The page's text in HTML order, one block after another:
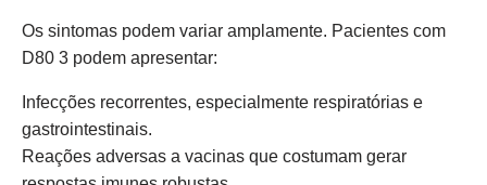
Os sintomas podem variar amplamente. Pacientes com
D80 3 podem apresentar:
Infecções recorrentes, especialmente respiratórias e
gastrointestinais.
Reações adversas a vacinas que costumam gerar